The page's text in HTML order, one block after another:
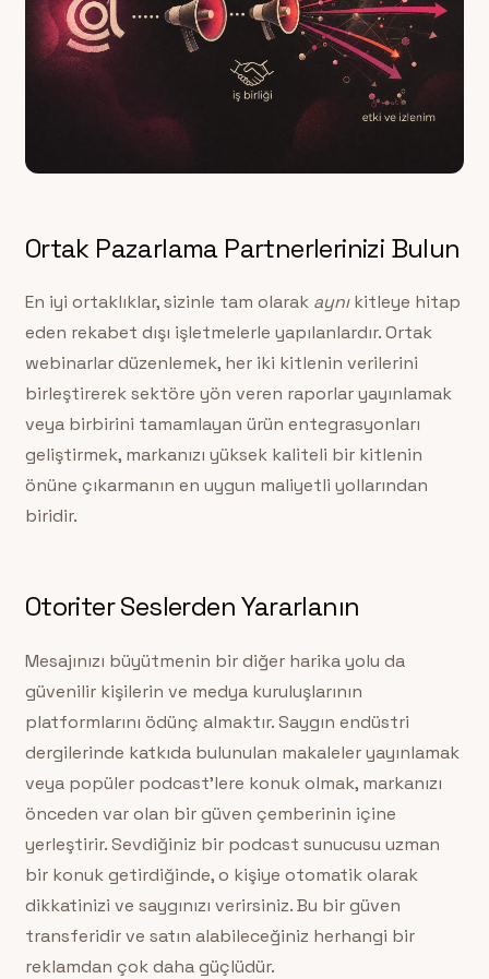
Ortak Pazarlama Partnerlerinizi Bulun
En iyi ortaklıklar, sizinle tam olarak aynıkitleye hitap
eden rekabet dışı işletmelerle yapılanlardır. Ortak
webinarlar düzenlemek, her iki kitlenin verilerini
birleştirerek sektöre yön veren raporlar yayınlamak
veya birbirini tamamlayan ürün entegrasyonları
geliştirmek, markanızı yüksek kaliteli bir kitlenin
önüne çıkarmanın en uygun maliyetli yollarından
biridir.
Otoriter Seslerden Yararlanın
Mesajınızı büyütmenin bir diğer harika yolu da
güvenilir kişilerin ve medya kuruluşlarının
platformlarını ödünç almaktır. Saygın endüstri
dergilerinde katkıda bulunulan makaleler yayınlamak
veya popüler podcast’lere konuk olmak, markanızı
önceden var olan bir güven çemberinin içine
yerleştirir. Sevdiğiniz bir podcast sunucusu uzman
bir konuk getirdiğinde, o kişiye otomatik olarak
dikkatinizi ve saygınızı verirsiniz. Bu bir güven
transferidir ve satın alabileceğiniz herhangi bir
reklamdan çok daha güçlüdür.